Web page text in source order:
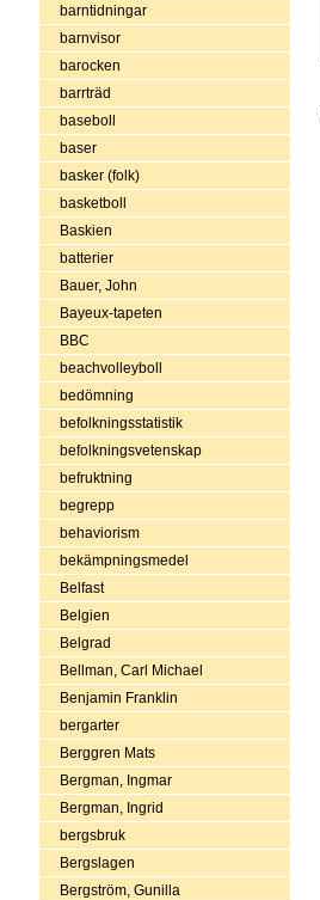
barntidningar
barnvisor
barocken
barrträd
baseboll
baser
basker (folk)
basketboll
Baskien
batterier
Bauer, John
Bayeux-tapeten
BBC
beachvolleyboll
bedömning
befolkningsstatistik
befolkningsvetenskap
befruktning
begrepp
behaviorism
bekämpningsmedel
Belfast
Belgien
Belgrad
Bellman, Carl Michael
Benjamin Franklin
bergarter
Berggren Mats
Bergman, Ingmar
Bergman, Ingrid
bergsbruk
Bergslagen
Bergström, Gunilla